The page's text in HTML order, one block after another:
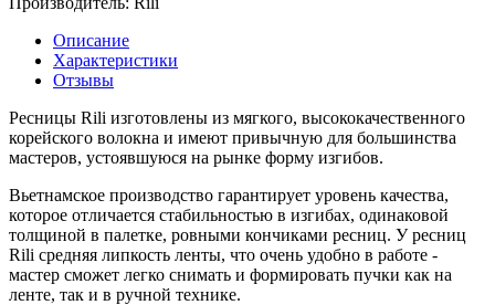
Описание
Характеристики
Отзывы
Ресницы Rili изготовлены из мягкого, высококачественного
корейского волокна и имеют привычную для большинства
мастеров, устоявшуюся на рынке форму изгибов.
Вьетнамское производство гарантирует уровень качества,
которое отличается стабильностью в изгибах, одинаковой
толщиной в палетке, ровными кончиками ресниц. У ресниц
Rili средняя липкость ленты, что очень удобно в работе -
мастер сможет легко снимать и формировать пучки как на
ленте, так и в ручной технике.